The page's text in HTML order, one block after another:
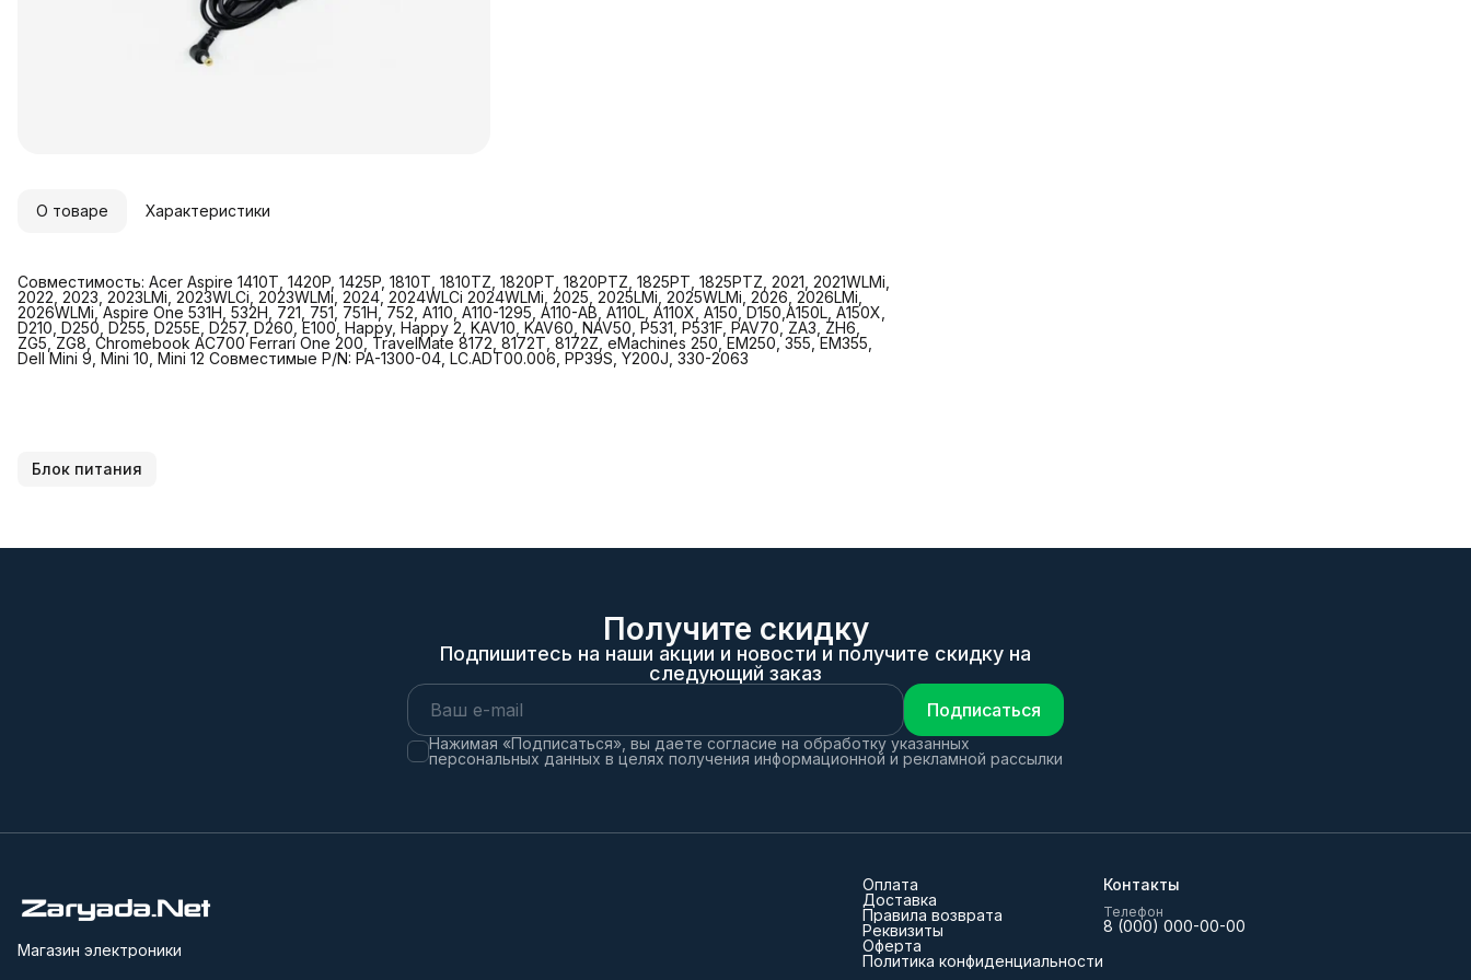
О товаре Характеристики
Совместимость: Acer Aspire 1410T, 1420P, 1425P, 1810T, 1810TZ, 1820PT, 1820PTZ, 1825PT, 1825PTZ, 2021, 2021WLMi,
2022, 2023, 2023LMi, 2023WLCi, 2023WLMi, 2024, 2024WLCi 2024WLMi, 2025, 2025LMi, 2025WLMi, 2026, 2026LMi,
2026WLMi, Aspire One 531H, 532H, 721, 751, 751H, 752, A110, A110-1295, A110-AB, A110L, A110X, A150, D150,A150L, A150X,
D210, D250, D255, D255E, D257, D260, E100, Happy, Happy 2, KAV10, KAV60, NAV50, P531, P531F, PAV70, ZA3, ZH6,
ZG5, ZG8, Chromebook AC700 Ferrari One 200, TravelMate 8172, 8172T, 8172Z, eMachines 250, EM250, 355, EM355,
Dell Mini 9, Mini 10, Mini 12 Совместимые P/N: PA-1300-04, LC.ADT00.006, PP39S, Y200J, 330-2063
Блок питания
Получите скидку
Подпишитесь на наши акции и новости и получите скидку на
следующий заказ
Подписаться
Нажимая «Подписаться», вы даете согласие на обработку указанных
персональных данных в целях получения информационной и рекламной рассылки
Магазин электроники
Оплата
Доставка
Правила возврата
Реквизиты
Оферта
Политика конфиденциальности
Контакты
Телефон
8 (000) 000-00-00